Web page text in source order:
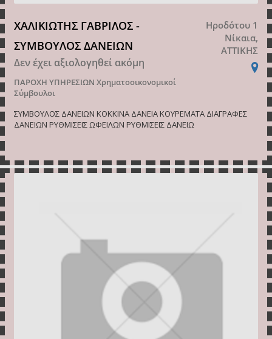
ΧΑΛΙΚΙΩΤΗΣ ΓΑΒΡΙΛΟΣ -
ΣΥΜΒΟΥΛΟΣ ΔΑΝΕΙΩΝ
Δεν έχει αξιολογηθεί ακόμη
ΠΑΡΟΧΗ ΥΠΗΡΕΣΙΩΝ Χρηματοοικονομικοί
Σύμβουλοι
Ηροδότου 1
Νίκαια,
ΑΤΤΙΚΗΣ
ΣΥΜΒΟΥΛΟΣ ΔΑΝΕΙΩΝ ΚΟΚΚΙΝΑ ΔΑΝΕΙΑ ΚΟΥΡΕΜΑΤΑ ΔΙΑΓΡΑΦΕΣ
ΔΑΝΕΙΩΝ ΡΥΘΜΙΣΕΙΣ ΩΦΕΙΛΩΝ ΡΥΘΜΙΣΕΙΣ ΔΑΝΕΙΩ